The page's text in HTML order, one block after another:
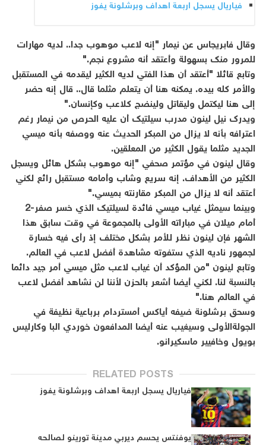
فياريال يسجل اربعة اهداف وبرشلونة يفوز
وقال فابريجاس عن نيمار "إنه لاعب موهوب جدا.. لديه مهارات
للمرور منك بسهولة وأعتقد أنه مشروع نجم."
وتابع قائلا "أعتقد أن هذا الفتي لديه الكثير ليقدمه في المستقبل
والأمر كله بيده. يمكنه هنا أن يتعلم مثلما قال.. قال إنه حضر
إلى هنا ليكتمل وليقاتل ولينضج كلاعب وكإنسان."
ويدرك نيل لينون مدرب سيلتيك أن عليه الحرص من نيمار رغم
اعترافه بأنه لا يزال من المبكر الحديث عنه ووصفه بأنه ميسي
الجديد مثلما يقول الكثير من المعلقين.
وقال لينون في مؤتمر صحفي "إنه موهوب بشكل هائل ويسجل
الكثير من الأهداف. إنه سريع وشاب وأمامه مستقبل رائع لكني
أعتقد أنه لا يزال من المبكر مقارنته بميسي."
وبينما سيمثل غياب ميسي فائدة لسيلتيك الذي خسر صفر-2
أمام ميلان في مباراته الأولى بالمجموعة في وقت سابق هذا
الشهر فإن لينون نظر للأمر بشكل مختلف إذ رأى فيه خسارة
لجمهور ناديه الذي ستفوته مشاهدة أفضل لاعب في العالم.
وتابع لينون "من المؤكد أن غياب لاعب مثل ميسي أمر جيد دائما
بالنسبة لنا. لكني أيضا أشعر بالحزن لأننا لن نشاهد أفضل لاعب
في العالم هنا."
وسحق برشلونة ضيفه أياكس أمستردام برباعية نظيفة في
الجولةالأولى وسيغيب عنه أيضا المدافعون خوردي البا وكارليس
بويول وخافيير ماسكيرانو.
RELATED POSTS
فياريال يسجل اربعة اهداف وبرشلونة يفوز
يوفنتس يحسم ديربي مدينة تورينو لصالحه